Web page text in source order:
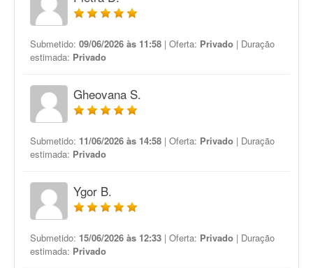
Submetido: 09/06/2026 às 11:58 | Oferta: Privado | Duração
estimada: Privado
Gheovana S.
Submetido: 11/06/2026 às 14:58 | Oferta: Privado | Duração
estimada: Privado
Ygor B.
Submetido: 15/06/2026 às 12:33 | Oferta: Privado | Duração
estimada: Privado